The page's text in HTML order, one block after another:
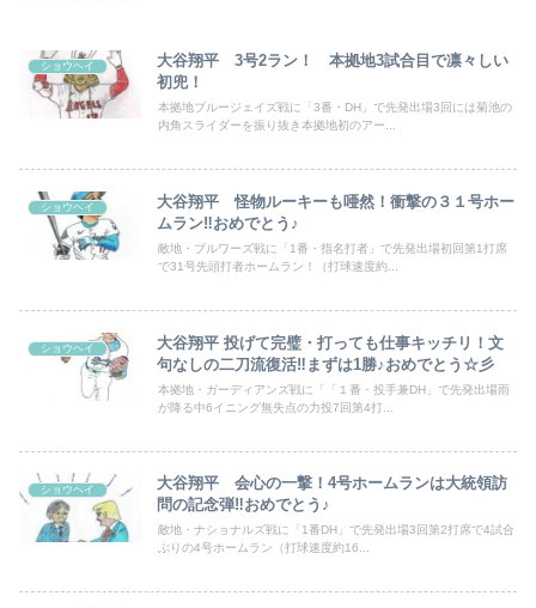
ショウヘイ
大谷翔平 3号2ラン！ 本拠地3試合目で凛々しい
初兜！
本拠地ブルージェイズ戦に「3番・DH」で先発出場3回には菊池の
内角スライダーを振り抜き本拠地初のアー...
ショウヘイ
大谷翔平 怪物ルーキーも唖然！衝撃の３１号ホー
ムラン‼おめでとう♪
敵地・ブルワーズ戦に「1番・指名打者」で先発出場初回第1打席
で31号先頭打者ホームラン！（打球速度約...
ショウヘイ
大谷翔平 投げて完璧・打っても仕事キッチリ！文
句なしの二刀流復活‼まずは1勝♪おめでとう☆彡
本拠地・ガーディアンズ戦に「「１番・投手兼DH」で先発出場雨
が降る中6イニング無失点の力投7回第4打...
ショウヘイ
大谷翔平 会心の一撃！4号ホームランは大統領訪
問の記念弾‼おめでとう♪
敵地・ナショナルズ戦に「1番DH」で先発出場3回第2打席で4試合
ぶりの4号ホームラン（打球速度約16...